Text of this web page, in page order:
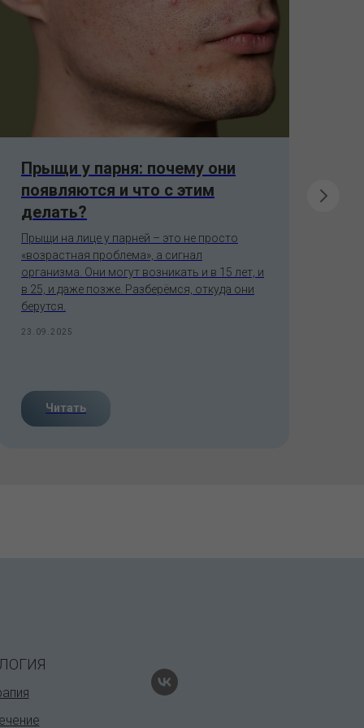
Прыщи у парня: почему они
появляются и что с этим
делать?
Прыщи на лице у парней – это не просто
«возрастная проблема», а сигнал
организма. Они могут возникать и в 15 лет, и
в 25, и даже позже. Разберёмся, откуда они
берутся.
23.09.2025
Читать